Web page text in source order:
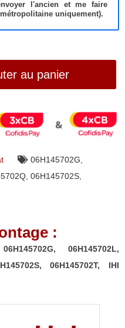
l'ancien et me faire
uniquement).
au panier
06H145702G
06H145702S
:
06H145702L,
06H145702T, IHI